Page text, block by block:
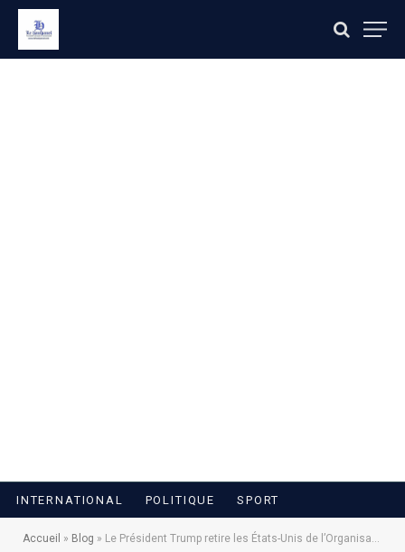
INTERNATIONAL POLITIQUE SPORT
Accueil » Blog » Le Président Trump retire les États-Unis de l’Organisation mondiale de la Santé (OMS)